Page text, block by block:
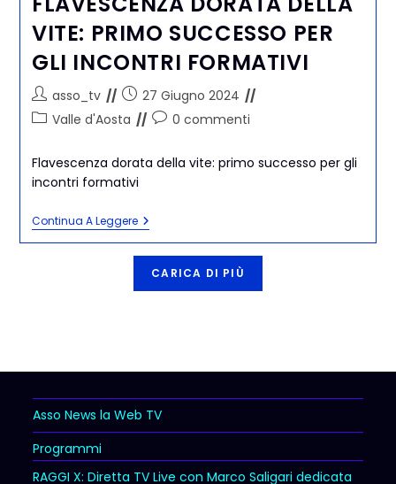
VITE: PRIMO SUCCESSO PER
GLI INCONTRI FORMATIVI
asso_tv
27 Giugno 2024
Valle d'Aosta
0 commenti
Flavescenza dorata della vite: primo successo per gli
incontri formativi
Continua A Leggere
CARICA DI PIÙ
Asso News la Web TV
Programmi
RAGGI X: Diretta TV Live con Marco Saligari dedicata